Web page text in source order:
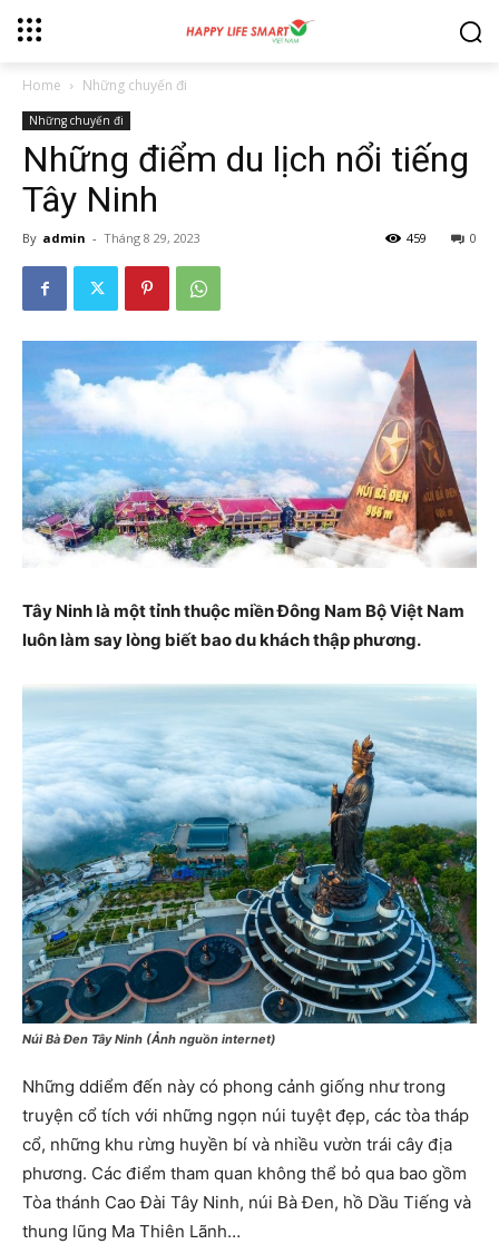
Home Những chuyến đi
Những chuyến đi
Những điểm du lịch nổi tiếng
Tây Ninh
By admin - Tháng 8 29, 2023 0
459
Tây Ninh là một tỉnh thuộc miền Đông Nam Bộ Việt Nam
luôn làm say lòng biết bao du khách thập phương.
Núi Bà Đen Tây Ninh (Ảnh nguồn internet)
Những ddiểm đến này có phong cảnh giống như trong
truyện cổ tích với những ngọn núi tuyệt đẹp, các tòa tháp
cổ, những khu rừng huyền bí và nhiều vườn trái cây địa
phương. Các điểm tham quan không thể bỏ qua bao gồm
Tòa thánh Cao Đài Tây Ninh, núi Bà Đen, hồ Dầu Tiếng và
thung lũng Ma Thiên Lãnh…